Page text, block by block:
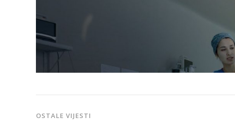
OSTALE VIJESTI